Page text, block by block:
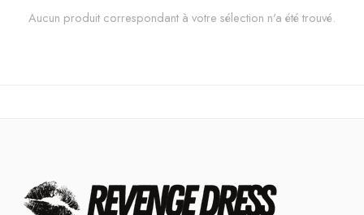
Aucun produit correspondant à votre sélection n'a été trouvé.